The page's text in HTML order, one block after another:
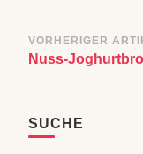
VORHERIGER
Nuss-
SUCHE